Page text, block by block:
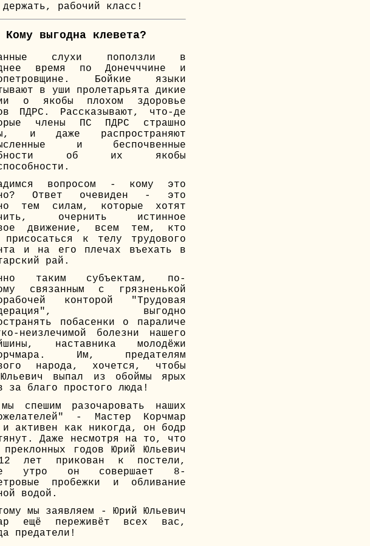
рабочий класс!
Кому выгодна клевета?
слухи поползли в
время по Донечччине и
Бойкие языки
в уши пролетарьята дикие
о якобы плохом здоровье
ПДРС. Рассказывают, что-де
члены ПС ПДРС страшно
и даже распространяют
и беспочвенные
об их якобы
вопросом - кому это
Ответ очевиден - это
тем силам, которые хотят
очернить истинное
движение, всем тем, кто
присосаться к телу трудового
и на его плечах въехать в
рай.
таким субъектам, по-
связанным с грязненькой
конторой "Трудовая
выгодно
побасенки о параличе
неизлечимой болезни нашего
наставника молодёжи
Им, предателям
народа, хочется, чтобы
выпал из обоймы ярых
за благо простого люда!
спешим разочаровать наших
- Мастер Корчмар
и активен как никогда, он бодр
Даже несмотря на то, что
годов Юрий Юльевич
лет прикован к постели,
утро он совершает 8-
пробежки и обливание
водой.
мы заявляем - Юрий Юльевич
ещё переживёт всех вас,
предатели!